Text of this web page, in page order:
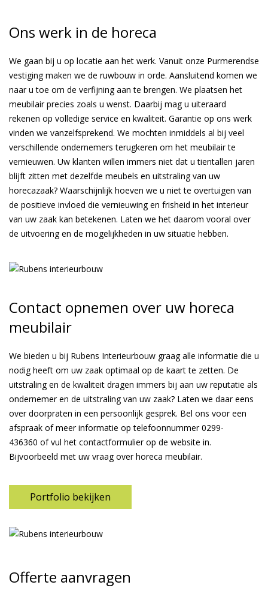
Ons werk in de horeca
We gaan bij u op locatie aan het werk. Vanuit onze Purmerendse
vestiging maken we de ruwbouw in orde. Aansluitend komen we
naar u toe om de verfijning aan te brengen. We plaatsen het
meubilair precies zoals u wenst. Daarbij mag u uiteraard
rekenen op volledige service en kwaliteit. Garantie op ons werk
vinden we vanzelfsprekend. We mochten inmiddels al bij veel
verschillende ondernemers terugkeren om het meubilair te
vernieuwen. Uw klanten willen immers niet dat u tientallen jaren
blijft zitten met dezelfde meubels en uitstraling van uw
horecazaak? Waarschijnlijk hoeven we u niet te overtuigen van
de positieve invloed die vernieuwing en frisheid in het interieur
van uw zaak kan betekenen. Laten we het daarom vooral over
de uitvoering en de mogelijkheden in uw situatie hebben.
Contact opnemen over uw horeca
meubilair
We bieden u bij Rubens Interieurbouw graag alle informatie die u
nodig heeft om uw zaak optimaal op de kaart te zetten. De
uitstraling en de kwaliteit dragen immers bij aan uw reputatie als
ondernemer en de uitstraling van uw zaak? Laten we daar eens
over doorpraten in een persoonlijk gesprek. Bel ons voor een
afspraak of meer informatie op telefoonnummer0299-
436360 of vul het contactformulier op de website in.
Bijvoorbeeld met uw vraag over horeca meubilair.
Portfolio bekijken
Offerte aanvragen